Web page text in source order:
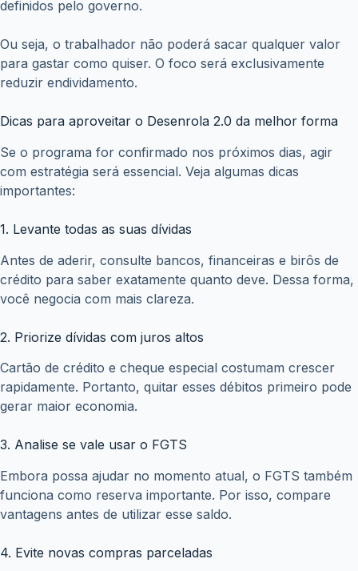
ANTERIOR PRÓXIMO
Posts relacionados
Restituição do Imposto de Renda não caiu? Veja 5
motivos que podem estar bloqueando seu
pagamento
julho 2, 2026
Desenrola Brasil 2026: veja como renegociar
dívidas com até 90% de desconto
FGTS pode render dinheiro extra? Veja como
funciona a distribuição dos lucros e saiba quanto
você pode receber
Copyright © WiseTipsCentral
Termos e Condições
Sobre Nós